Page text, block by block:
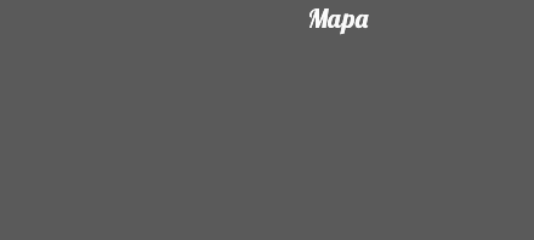
Mapa